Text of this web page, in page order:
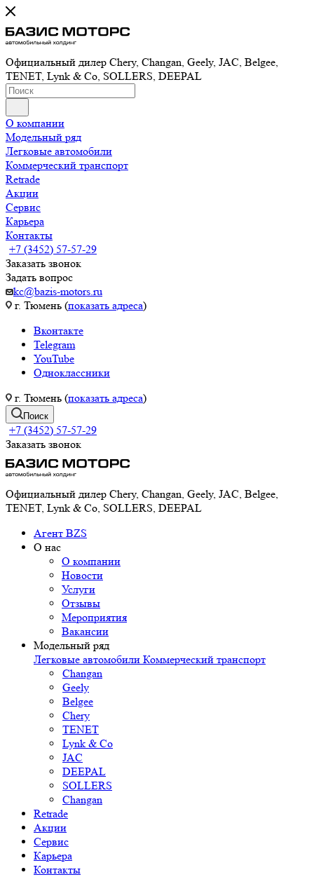
Официальный дилер Chery, Changan, Geely, JAC, Belgee,
TENET, Lynk & Co, SOLLERS, DEEPAL
О компании
Модельный ряд
Легковые автомобили
Коммерческий транспорт
Retrade
Акции
Сервис
Карьера
Контакты
+7 (3452) 57-57-29
Заказать звонок
Задать вопрос
kc@bazis-motors.ru
г. Тюмень (показать адреса)
Вконтакте
Telegram
YouTube
Одноклассники
г. Тюмень (показать адреса)
Поиск
+7 (3452) 57-57-29
Заказать звонок
Официальный дилер Chery, Changan, Geely, JAC, Belgee,
TENET, Lynk & Co, SOLLERS, DEEPAL
Агент BZS
О нас
О компании
Новости
Услуги
Отзывы
Мероприятия
Вакансии
Модельный ряд
Легковые автомобили Коммерческий транспорт
Changan
Geely
Belgee
Chery
TENET
Lynk & Co
JAC
DEEPAL
SOLLERS
Changan
Retrade
Акции
Сервис
Карьера
Контакты